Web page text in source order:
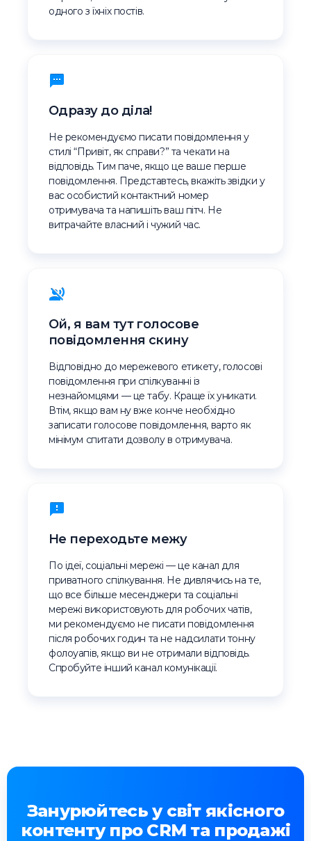
одного з їхніх постів.
Одразу до діла!
Не рекомендуємо писати повідомлення у
стилі “Привіт, як справи?” та чекати на
відповідь. Тим паче, якщо це ваше перше
повідомлення. Представтесь, вкажіть звідки у
вас особистий контактний номер
отримувача та напишіть ваш пітч. Не
витрачайте власний і чужий час.
Ой, я вам тут голосове
повідомлення скину
Відповідно до мережевого етикету, голосові
повідомлення при спілкуванні із
незнайомцями — це табу. Краще їх уникати.
Втім, якщо вам ну вже конче необхідно
записати голосове повідомлення, варто як
мінімум спитати дозволу в отримувача.
Не переходьте межу
По ідеї, соціальні мережі — це канал для
приватного спілкування. Не дивлячись на те,
що все більше месенджери та соціальні
мережі використовують для робочих чатів,
ми рекомендуємо не писати повідомлення
після робочих годин та не надсилати тонну
фолоуапів, якщо ви не отримали відповідь.
Спробуйте інший канал комунікації.
Занурюйтесь у світ якісного
контенту про CRM та продажі